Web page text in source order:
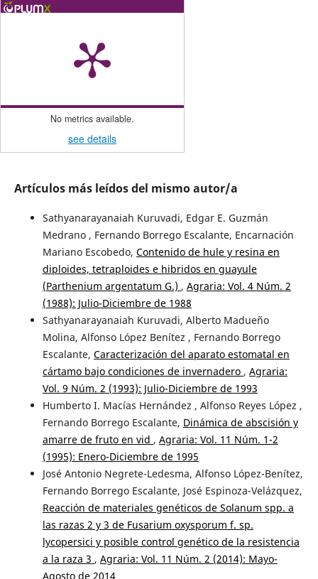
No metrics available.
see details
Artículos más leídos del mismo autor/a
Sathyanarayanaiah Kuruvadi, Edgar E. Guzmán
Medrano , Fernando Borrego Escalante, Encarnación
Mariano Escobedo, Contenido de hule y resina en
diploides, tetraploides e hibridos en guayule
(Parthenium argentatum G.) , Agraria: Vol. 4 Núm. 2
(1988): Julio-Diciembre de 1988
Sathyanarayanaiah Kuruvadi, Alberto Madueño
Molina, Alfonso López Benítez , Fernando Borrego
Escalante, Caracterización del aparato estomatal en
cártamo bajo condiciones de invernadero , Agraria:
Vol. 9 Núm. 2 (1993): Julio-Diciembre de 1993
Humberto I. Macías Hernández , Alfonso Reyes López ,
Fernando Borrego Escalante, Dinámica de abscisión y
amarre de fruto en vid , Agraria: Vol. 11 Núm. 1-2
(1995): Enero-Diciembre de 1995
José Antonio Negrete-Ledesma, Alfonso López-Benítez,
Fernando Borrego Escalante, José Espinoza-Velázquez,
Reacción de materiales genéticos de Solanum spp. a
las razas 2 y 3 de Fusarium oxysporum f. sp.
lycopersici y posible control genético de la resistencia
a la raza 3 , Agraria: Vol. 11 Núm. 2 (2014): Mayo-
Agosto de 2014